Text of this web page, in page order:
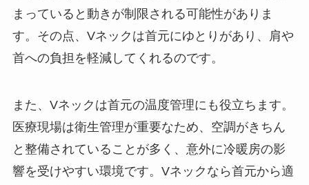
まっていると動きが制限される可能性がありま
す。その点、Vネックは首元にゆとりがあり、肩や
首への負担を軽減してくれるのです。
また、Vネックは首元の温度管理にも役立ちます。
医療現場は衛生管理が重要なため、空調がきちん
と整備されていることが多く、意外に冷暖房の影
響を受けやすい環境です。Vネックなら首元から適